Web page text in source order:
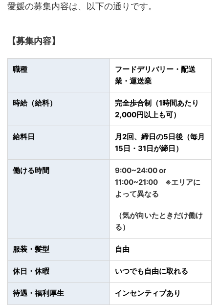
愛媛の募集内容は、以下の通りです。
【募集内容】
職種
フードデリバリー・配送
業・運送業
時給（給料）
完全歩合制（1時間あたり
2,000円以上も可）
給料日
月2回、締日の5日後（毎月
15日・31日が締日）
働ける時間
9:00~24:00 or
11:00~21:00 ※エリアに
よって異なる
（気が向いたときだけ働け
る）
服装・髪型 自由
休日・休暇 いつでも自由に取れる
待遇・福利厚生 インセンティブあり